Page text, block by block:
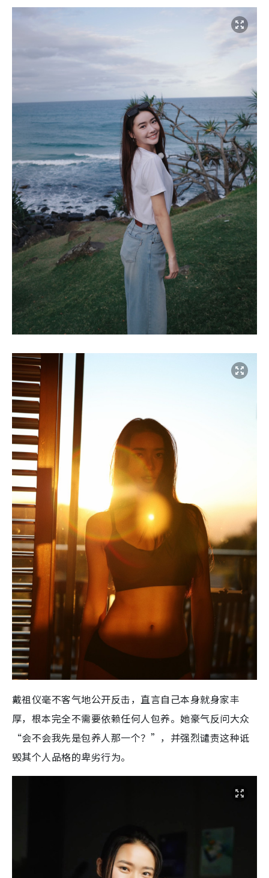
戴祖仪毫不客气地公开反击，直言自己本身就身家丰
厚，根本完全不需要依赖任何人包养。她豪气反问大众
“会不会我先是包养人那一个？”，并强烈谴责这种诋
毁其个人品格的卑劣行为。